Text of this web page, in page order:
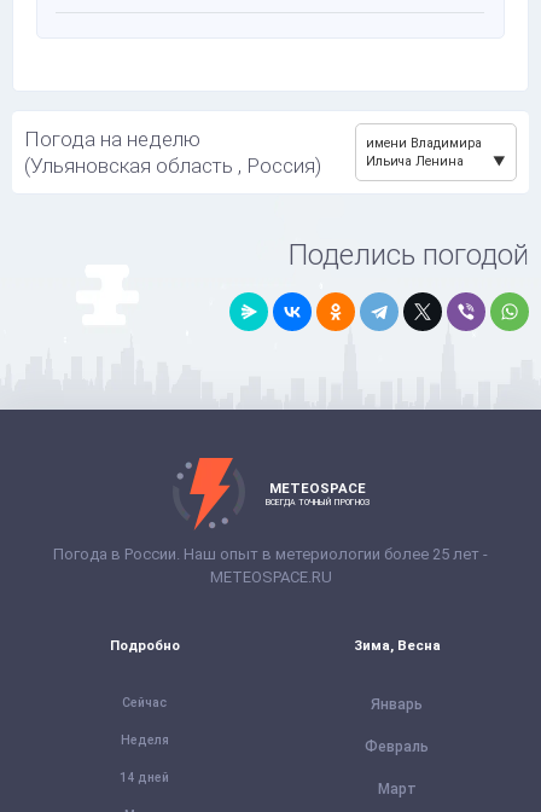
Погода на неделю
(Ульяновская область , Россия)
имени Владимира
Ильича Ленина
Поделись погодой
METEOSPACE
ВСЕГДА ТОЧНЫЙ ПРОГНОЗ
Погода в России. Наш опыт в метериологии более 25 лет -
METEOSPACE.RU
Подробно
Сейчас
Неделя
14 дней
Зима, Весна
Январь
Февраль
Март